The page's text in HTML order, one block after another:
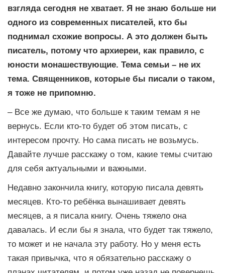
взгляда сегодня не хватает. Я не знаю больше ни
одного из современных писателей, кто бы
поднимал схожие вопросы. А это должен быть
писатель, потому что архиереи, как правило, с
юности монашествующие. Тема семьи – не их
тема. Священников, которые бы писали о таком,
я тоже не припомню.
– Все же думаю, что больше к таким темам я не
вернусь. Если кто-то будет об этом писать, с
интересом прочту. Но сама писать не возьмусь.
Давайте лучше расскажу о том, какие темы считаю
для себя актуальными и важными.
Недавно закончила книгу, которую писала девять
месяцев. Кто-то ребёнка вынашивает девять
месяцев, а я писала книгу. Очень тяжело она
давалась. И если бы я знала, что будет так тяжело,
то может и не начала эту работу. Но у меня есть
такая привычка, что я обязательно расскажу о